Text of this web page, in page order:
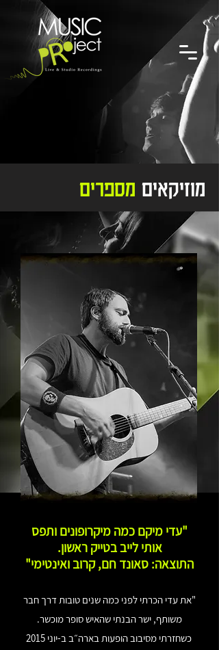
מוזיקאים מספרים
"עדי מיקם כמה מיקרופונים ותפס
אותי לייב בטייק ראשון.
התוצאה: סאונד חם, קרוב ואינטימי"
"את עדי הכרתי לפני כמה שנים טובות דרך חבר
משותף, ישר הבנתי שהאיש סופר מוכשר.
כשחזרתי מסיבוב הופעות בארה״ב ב-יוני 2015